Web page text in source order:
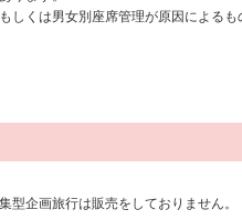
くは男女別座席管理が原因によるも
企画旅行は販売をしておりません。